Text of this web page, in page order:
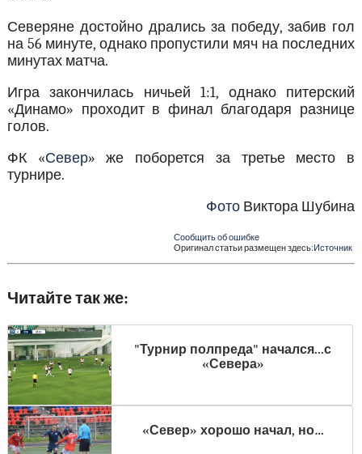
Северяне достойно дрались за победу, забив гол
на 56 минуте, однако пропустили мяч на последних
минутах матча.
Игра закончилась ничьей 1:1, однако питерский
«Динамо» проходит в финал благодаря разнице
голов.
ФК «Север» же поборется за третье место в
турнире.
Фото Виктора Шубина
Сообщить об ошибке
Оригинал статьи размещен здесь:Источник
Читайте так же:
"Турнир полпреда" начался...с
«Севера»
«Север» хорошо начал, но…